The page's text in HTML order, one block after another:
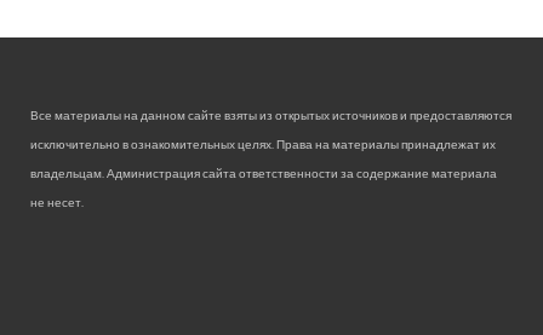
Все материалы на данном сайте взяты из открытых источников и предоставляются
исключительно в ознакомительных целях. Права на материалы принадлежат их
владельцам. Администрация сайта ответственности за содержание материала
не несет.